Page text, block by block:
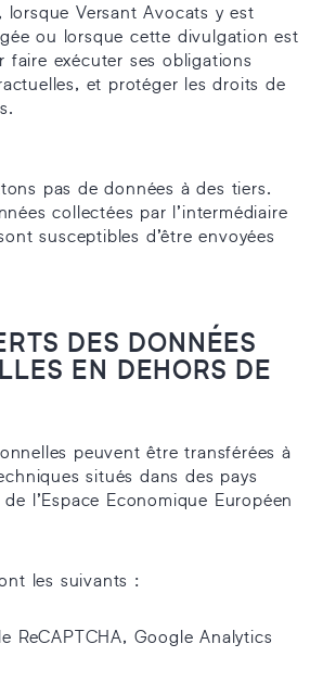
lorsque Versant Avocats y est
ou lorsque cette divulgation est
faire exécuter ses obligations
et protéger les droits de
pas de données à des tiers.
collectées par l’intermédiaire
susceptibles d’être envoyées
DES DONNÉES
EN DEHORS DE
peuvent être transférées à
situés dans des pays
l’Espace Economique Européen
les suivants :
ReCAPTCHA, Google Analytics